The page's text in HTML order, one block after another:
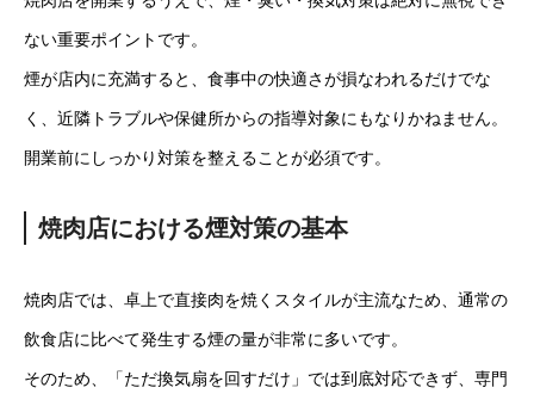
ない重要ポイントです。
煙が店内に充満すると、食事中の快適さが損なわれるだけでな
く、近隣トラブルや保健所からの指導対象にもなりかねません。
開業前にしっかり対策を整えることが必須です。
焼肉店における煙対策の基本
焼肉店では、卓上で直接肉を焼くスタイルが主流なため、通常の
飲食店に比べて発生する煙の量が非常に多いです。
そのため、「ただ換気扇を回すだけ」では到底対応できず、専門